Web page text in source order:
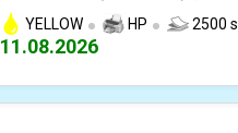
YELLOW HP 2500
11.08.2026